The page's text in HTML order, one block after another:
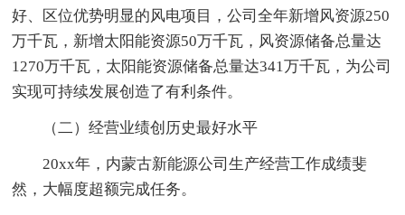
好、区位优势明显的风电项目，公司全年新增风资源250
万千瓦，新增太阳能资源50万千瓦，风资源储备总量达
1270万千瓦，太阳能资源储备总量达341万千瓦，为公司
实现可持续发展创造了有利条件。
（二）经营业绩创历史最好水平
20xx年，内蒙古新能源公司生产经营工作成绩斐
然，大幅度超额完成任务。